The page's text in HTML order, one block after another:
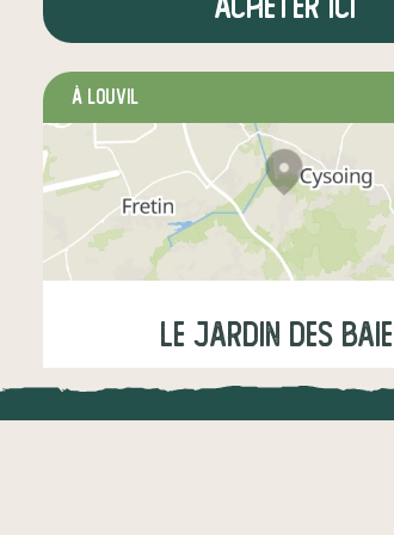
à Louvil
Le Jardin des
Samedi10:30-11:45